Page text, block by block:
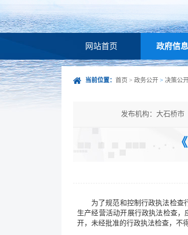
网站首页 政府信
当前位置： 首页 > 政务公开 > 决策公
发布机构：大石桥市
公开类型：主动公开
为了规范和控制行政执法检查
生产经营活动开展行政执法检查
开，未经批准的行政执法检查，不